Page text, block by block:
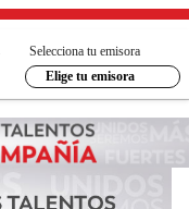
Selecciona tu emisora
Elige tu emisora